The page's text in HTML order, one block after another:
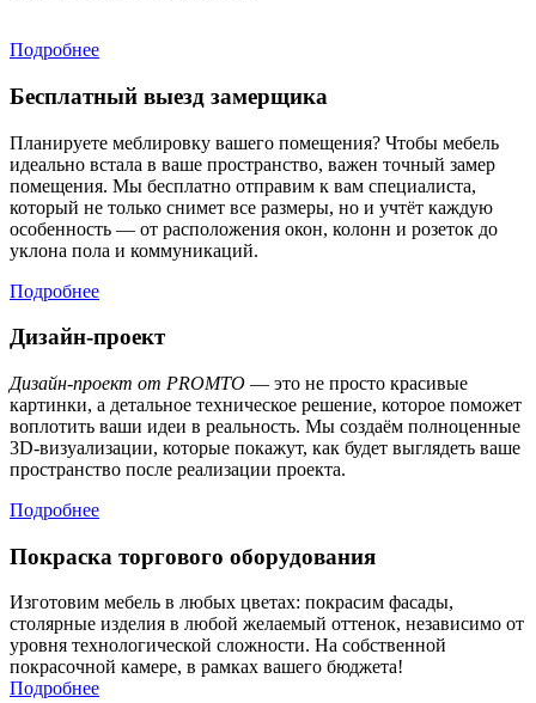
Подробнее
Бесплатный выезд замерщика
Планируете меблировку вашего помещения? Чтобы мебель
идеально встала в ваше пространство, важен точный замер
помещения. Мы бесплатно отправим к вам специалиста,
который не только снимет все размеры, но и учтёт каждую
особенность — от расположения окон, колонн и розеток до
уклона пола и коммуникаций.
Подробнее
Дизайн-проект
Дизайн-проект от PROMTO — это не просто красивые
картинки, а детальное техническое решение, которое поможет
воплотить ваши идеи в реальность. Мы создаём полноценные
3D-визуализации, которые покажут, как будет выглядеть ваше
пространство после реализации проекта.
Подробнее
Покраска торгового оборудования
Изготовим мебель в любых цветах: покрасим фасады,
столярные изделия в любой желаемый оттенок, независимо от
уровня технологической сложности. На собственной
покрасочной камере, в рамках вашего бюджета!
Подробнее